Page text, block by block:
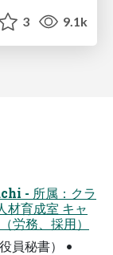
3 9.1k
- 所属：クラ
材育成室 キャ
労務、採用）
員秘書） •